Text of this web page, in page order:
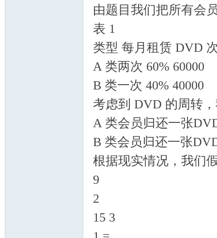
由题目我们把所有会
表 1
类型 每月租赁 DVD
A 类两次 60% 60000
B 类一次 40% 40000
考虑到 DVD 的周转
A 类会员归还一张
B 类会员归还一张
根据现实情况，我们
9
2
15 3